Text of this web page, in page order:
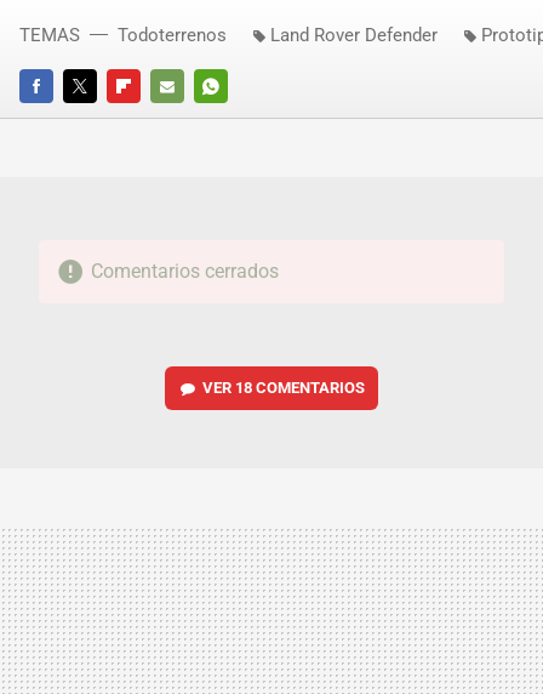
FACEBOOKTWITTERFLIPBOARD
E-
WHATSAPP
TEMAS Todoterrenos Land Rover Defender
Comentarios cerrados
VER 18 COMENTARIOS